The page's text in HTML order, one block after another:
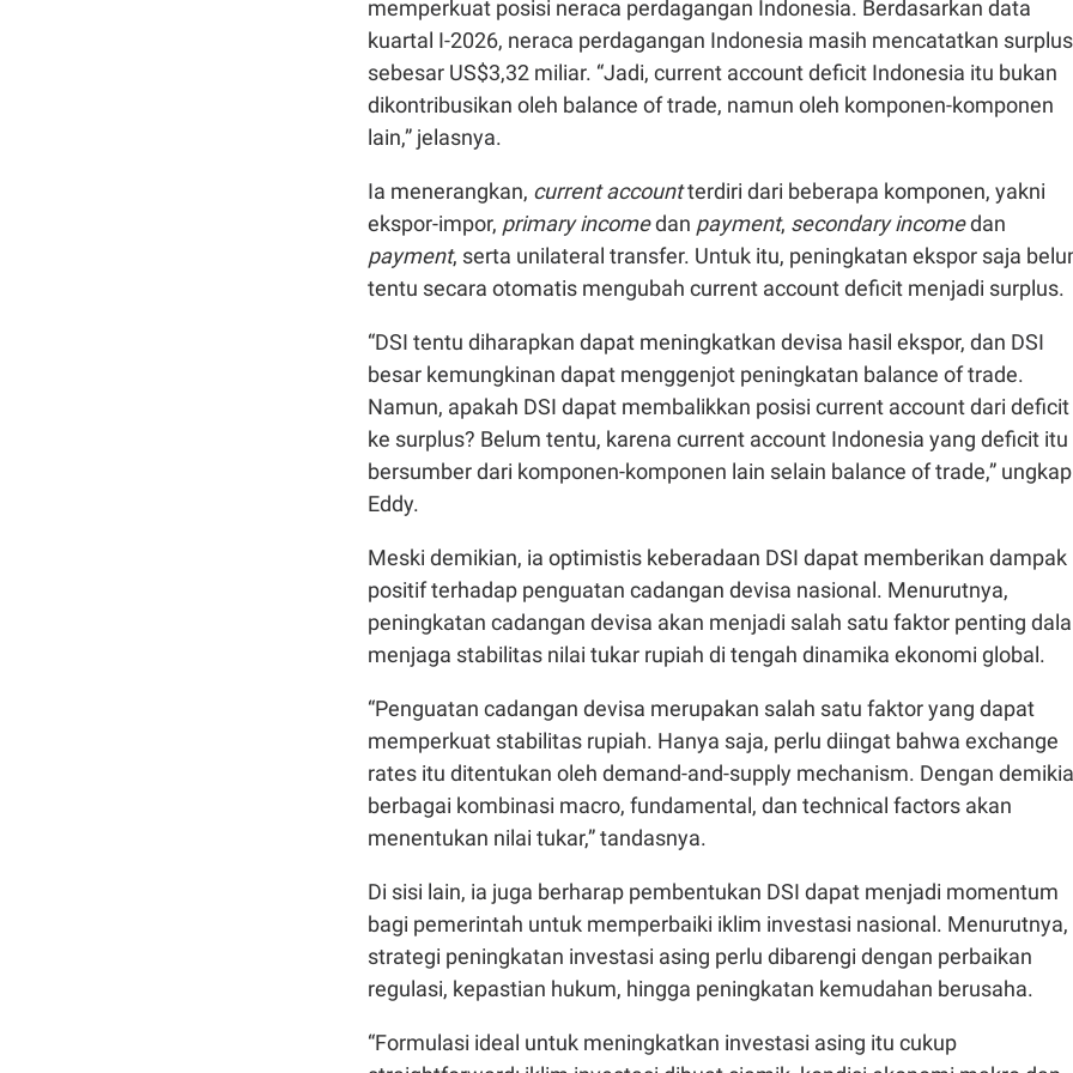
memperkuat posisi neraca perdagangan Indonesia. Berdasarkan data
kuartal I-2026, neraca perdagangan Indonesia masih mencatatkan surplus
sebesar US$3,32 miliar. “Jadi, current account deficit Indonesia itu bukan
dikontribusikan oleh balance of trade, namun oleh komponen-komponen
lain,” jelasnya.
Ia menerangkan, current accountterdiri dari beberapa komponen, yakni
ekspor-impor, primary incomedan payment, secondary incomedan
payment, serta unilateral transfer. Untuk itu, peningkatan ekspor saja
tentu secara otomatis mengubah current account deficit menjadi surplus.
“DSI tentu diharapkan dapat meningkatkan devisa hasil ekspor, dan DSI
besar kemungkinan dapat menggenjot peningkatan balance of trade.
Namun, apakah DSI dapat membalikkan posisi current account dari deficit
ke surplus? Belum tentu, karena current account Indonesia yang deficit itu
bersumber dari komponen-komponen lain selain balance of trade,” ungkap
Eddy.
Meski demikian, ia optimistis keberadaan DSI dapat memberikan dampak
positif terhadap penguatan cadangan devisa nasional. Menurutnya,
peningkatan cadangan devisa akan menjadi salah satu faktor penting
menjaga stabilitas nilai tukar rupiah di tengah dinamika ekonomi global.
“Penguatan cadangan devisa merupakan salah satu faktor yang dapat
memperkuat stabilitas rupiah. Hanya saja, perlu diingat bahwa exchange
rates itu ditentukan oleh demand-and-supply mechanism. Dengan
berbagai kombinasi macro, fundamental, dan technical factors akan
menentukan nilai tukar,” tandasnya.
Di sisi lain, ia juga berharap pembentukan DSI dapat menjadi momentum
bagi pemerintah untuk memperbaiki iklim investasi nasional. Menurutnya,
strategi peningkatan investasi asing perlu dibarengi dengan perbaikan
regulasi, kepastian hukum, hingga peningkatan kemudahan berusaha.
“Formulasi ideal untuk meningkatkan investasi asing itu cukup